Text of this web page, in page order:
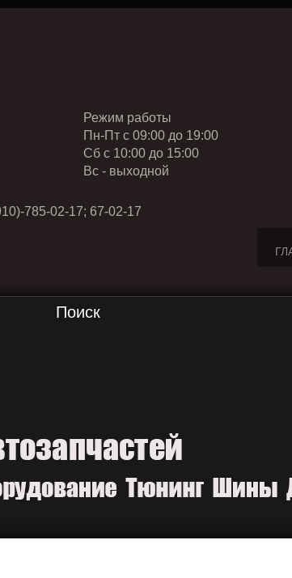
Режим работы
Пн-Пт с 09:00 до 19:00
Cб с 10:00 до 15:00
Вс - выходной
785-02-17; 67-02-17
Поиск